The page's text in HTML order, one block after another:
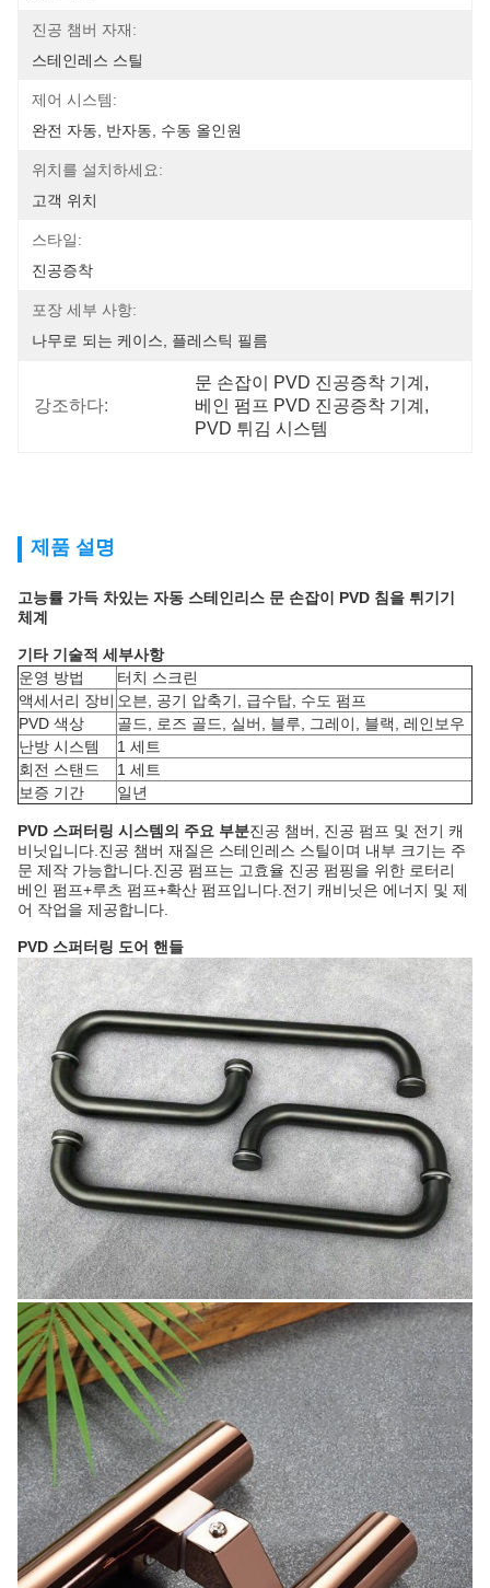
진공 챔버 자재:
스테인레스 스틸
제어 시스템:
완전 자동, 반자동, 수동 올인원
위치를 설치하세요:
고객 위치
스타일:
진공증착
포장 세부 사항:
나무로 되는 케이스, 플레스틱 필름
강조하다:
문 손잡이 PVD 진공증착 기계 ,
베인 펌프 PVD 진공증착 기계 ,
PVD 튀김 시스템
제품 설명
고능률 가득 차있는 자동 스테인리스 문 손잡이 PVD 침을 튀기기
체계
기타 기술적 세부사항
운영 방법
터치 스크린
액세서리 장비 오븐, 공기 압축기, 급수탑, 수도 펌프
PVD 색상
골드, 로즈 골드, 실버, 블루, 그레이, 블랙, 레인보우
난방 시스템
1 세트
회전 스탠드
1 세트
보증 기간
일년
PVD 스퍼터링 시스템의 주요 부분진공 챔버, 진공 펌프 및 전기 캐
비닛입니다.진공 챔버 재질은 스테인레스 스틸이며 내부 크기는 주
문 제작 가능합니다.진공 펌프는 고효율 진공 펌핑을 위한 로터리
베인 펌프+루츠 펌프+확산 펌프입니다.전기 캐비닛은 에너지 및 제
어 작업을 제공합니다.
PVD 스퍼터링 도어 핸들